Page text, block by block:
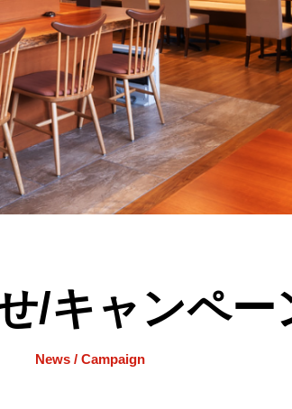
/キャンペー
News / Campaign